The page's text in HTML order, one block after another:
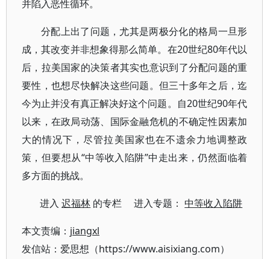
并陷入恶性循环。
分配上出了问题，尤其是两极分化的格局一旦形
成，其改变并非想象得那么简单。在20世纪80年代以
后，拉美国家的决策者其实也意识到了分配问题的重
要性，也想尽快解决这些问题。但三十多年之后，迄
今为止并没有真正解决好这个问题。自20世纪90年代
以来，在政局动荡、国际金融危机的不确定性因素加
大的情况下，尽管拉美国家也在不遗余力地调整政
策，但要想从“中等收入陷阱”中走出来，仍然面临着
多方面的挑战。
进入迟福林 的专栏 进入专题：中等收入陷阱
本文责编： jiangxl
发信站：爱思想（https://www.aisixiang.com）